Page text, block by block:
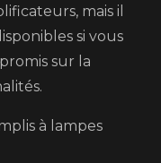
mais il
si vous
sur la
à lampes